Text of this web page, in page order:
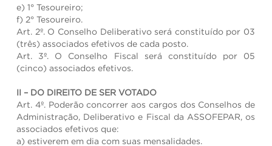
e) 1° Tesoureiro;
f) 2° Tesoureiro.
Art. 2º. O Conselho Deliberativo será constituído por 03
(três) associados efetivos de cada posto.
Art. 3º. O Conselho Fiscal será constituído por 05
(cinco) associados efetivos.
II – DO DIREITO DE SER VOTADO
Art. 4º. Poderão concorrer aos cargos dos Conselhos de
Administração, Deliberativo e Fiscal da ASSOFEPAR, os
associados efetivos que:
a) estiverem em dia com suas mensalidades.